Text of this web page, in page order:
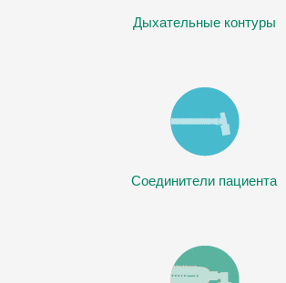
Дыхательные контуры
Соединители пациента